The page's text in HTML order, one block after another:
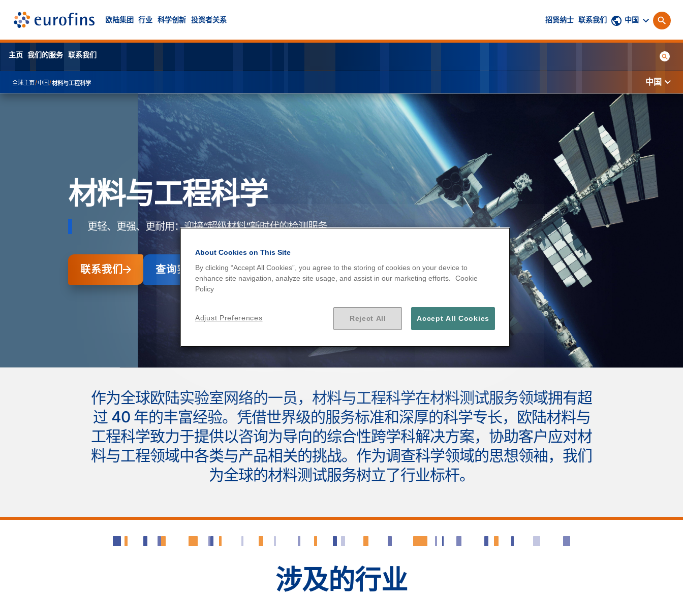
欧陆集团 行业 科学创新 投资者关系 招贤纳士 联系我们 中国
主页 我们的服务 联系我们
全球主页/中国 /材料与工程科学 中国
材料与工程科学
更轻、更强、更耐用：迎接“超级材料”新时代的检测服务。
联系我们 查询实验室
作为全球欧陆实验室网络的一员，材料与工程科学在材料测试服务领域拥有超
过 40 年的丰富经验。凭借世界级的服务标准和深厚的科学专长，欧陆材料与
工程科学致力于提供以咨询为导向的综合性跨学科解决方案，协助客户应对材
料与工程领域中各类与产品相关的挑战。作为调查科学领域的思想领袖，我们
为全球的材料测试服务树立了行业标杆。
涉及的行业
About Cookies on This Site
By clicking “Accept All Cookies”, you agree to the storing of cookies on your device to
enhance site navigation, analyze site usage, and assist in our marketing efforts.
Cookie
Policy
Adjust Preferences Reject All Accept All Cookies